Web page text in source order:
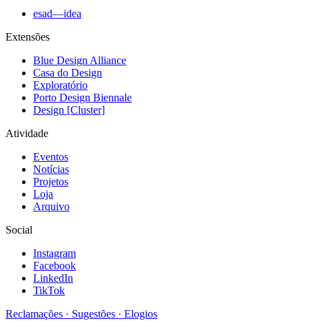
esad—idea
Extensões
Blue Design Alliance
Casa do Design
Exploratório
Porto Design Biennale
Design [Cluster]
Atividade
Eventos
Notícias
Projetos
Loja
Arquivo
Social
Instagram
Facebook
LinkedIn
TikTok
Reclamações · Sugestões · Elogios